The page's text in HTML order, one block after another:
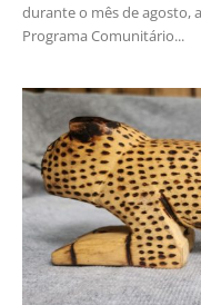
durante o mês de agosto,
Programa Comunitário...